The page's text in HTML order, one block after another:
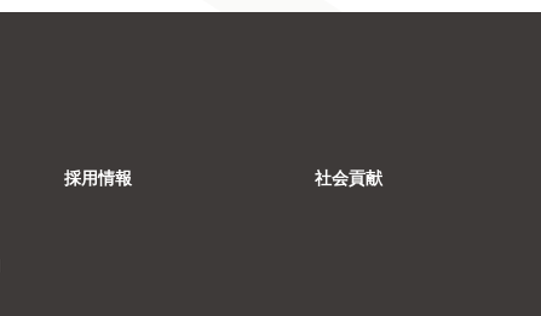
採用情報 社会貢献